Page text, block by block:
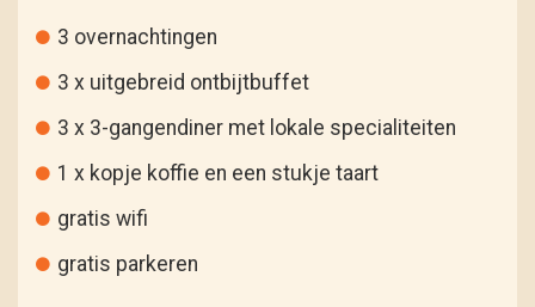
3 overnachtingen
3 x uitgebreid ontbijtbuffet
3 x 3-gangendiner met lokale specialiteiten
1 x kopje koffie en een stukje taart
gratis wifi
gratis parkeren